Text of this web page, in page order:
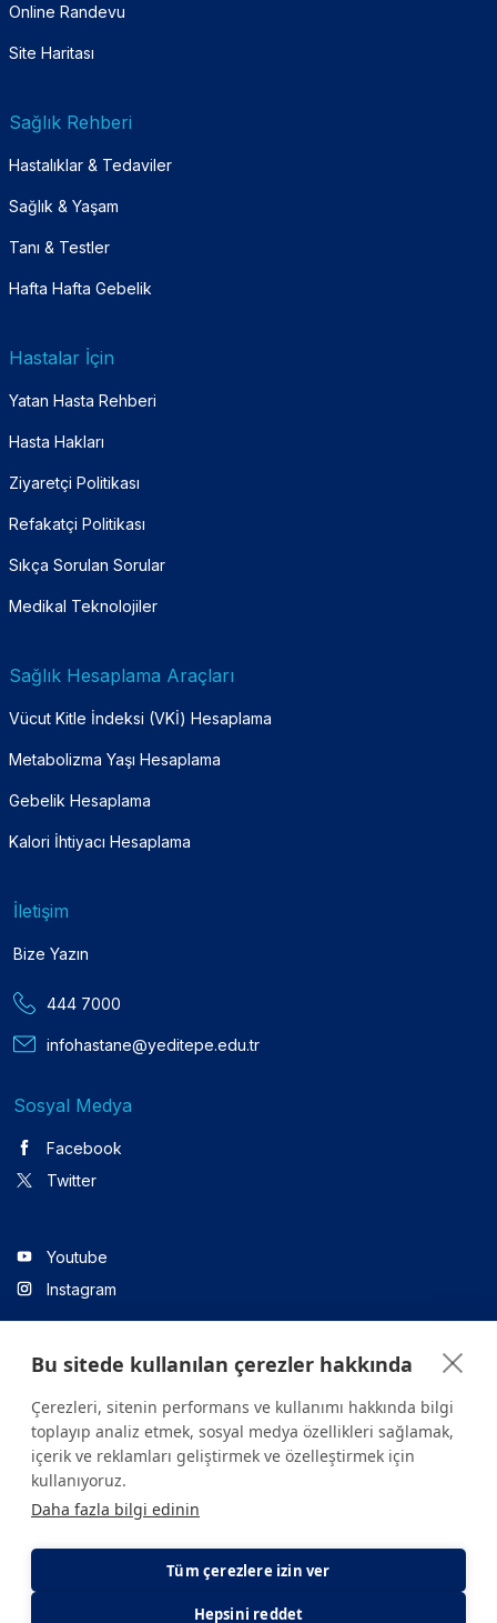
Online Randevu
Site Haritası
Sağlık Rehberi
Hastalıklar & Tedaviler
Sağlık & Yaşam
Tanı & Testler
Hafta Hafta Gebelik
Hastalar İçin
Yatan Hasta Rehberi
Hasta Hakları
Ziyaretçi Politikası
Refakatçi Politikası
Sıkça Sorulan Sorular
Medikal Teknolojiler
Sağlık Hesaplama Araçları
Vücut Kitle İndeksi (VKİ) Hesaplama
Metabolizma Yaşı Hesaplama
Gebelik Hesaplama
Kalori İhtiyacı Hesaplama
İletişim
Bize Yazın
444 7000
infohastane@yeditepe.edu.tr
Sosyal Medya
Facebook
Twitter
Youtube
Instagram
Linkedin
Sitede yer alan tüm içerikler yalnızca bilgilendirme amaçlıdır.
Sağlığınızla ilgili sorularınız için mutlaka doktoruza ya da bir sağlık
kuruluşuna başvurunuz.
Gizlilik ve Çerez Politikası KVKK Aydınlatma Metni
Bu sitede kullanılan çerezler hakkında
Çerezleri, sitenin performans ve kullanımı hakkında bilgi
toplayıp analiz etmek, sosyal medya özellikleri sağlamak,
içerik ve reklamları geliştirmek ve özelleştirmek için
kullanıyoruz.
Daha fazla bilgi edinin
Tüm çerezlere izin ver
Hepsini reddet